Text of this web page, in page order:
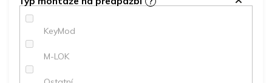
KeyMod
M-LOK